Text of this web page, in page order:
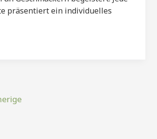
präsentiert ein individuelles